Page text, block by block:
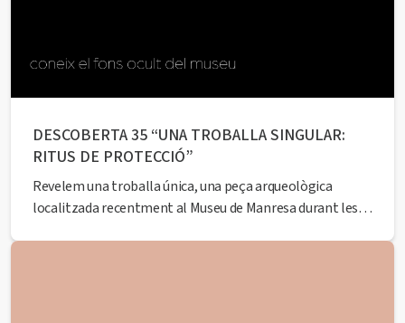
DESCOBERTA 35 “UNA TROBALLA SINGULAR:
RITUS DE PROTECCIÓ”
Revelem una troballa única, una peça arqueològica
localitzada recentment al Museu de Manresa durant les